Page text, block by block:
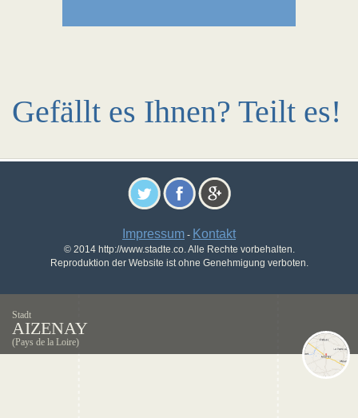
Gefällt es Ihnen? Teilt es!
Impressum - Kontakt
© 2014 http://www.stadte.co. Alle Rechte vorbehalten.
Reproduktion der Website ist ohne Genehmigung verboten.
Stadt
AIZENAY
(Pays de la Loire)